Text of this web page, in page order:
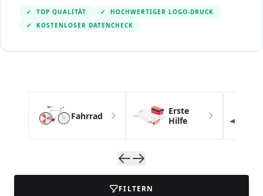
✓ TOP QUALITÄT ✓
HOCHWERTIGER LOGO-DRUCK
✓
KOSTENLOSER DATENCHECK
Navigating through the elements of the carousel is
Press to skip the carousel
Fahrrad
Erste
Hilfe
FILTERN